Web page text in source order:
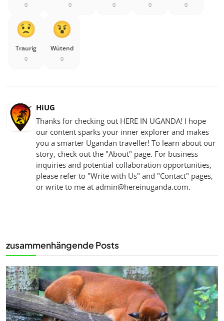
0 0 0 0 0
Traurig
0
Wütend
0
HiUG
Thanks for checking out HERE IN UGANDA! I hope
our content sparks your inner explorer and makes
you a smarter Ugandan traveller! To learn about our
story, check out the "About" page. For business
inquiries and potential collaboration opportunities,
please refer to "Write with Us" and "Contact" pages,
or write to me at admin@hereinuganda.com.
zusammenhängende Posts